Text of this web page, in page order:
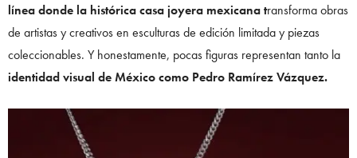
línea donde la histórica casa joyera mexicana transforma obras
de artistas y creativos en esculturas de edición limitada y piezas
coleccionables. Y honestamente, pocas figuras representan tanto la
identidad visual de México como Pedro Ramírez Vázquez.